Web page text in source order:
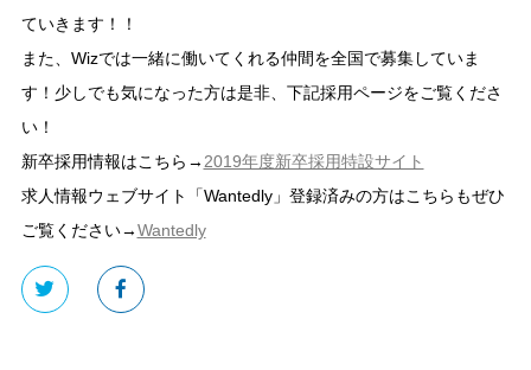
ていきます！！
また、Wizでは一緒に働いてくれる仲間を全国で募集していま
す！少しでも気になった方は是非、下記採用ページをご覧くださ
い！
新卒採用情報はこちら→ 2019年度新卒採用特設サイト
求人情報ウェブサイト「Wantedly」登録済みの方はこちらもぜひ
ご覧ください→Wantedly